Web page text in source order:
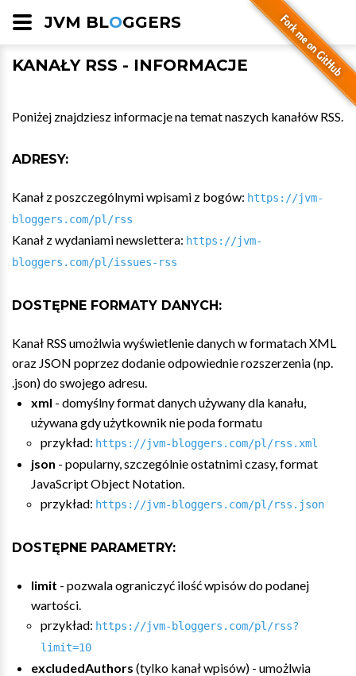
JVM BLOGGERS
KANAŁY RSS - INFORMACJE
Poniżej znajdziesz informacje na temat naszych kanałów RSS.
ADRESY:
Kanał z poszczególnymi wpisami z bogów: https://jvm-
bloggers.com/pl/rss
Kanał z wydaniami newslettera: https://jvm-
bloggers.com/pl/issues-rss
DOSTĘPNE FORMATY DANYCH:
Kanał RSS umożlwia wyświetlenie danych w formatach XML
oraz JSON poprzez dodanie odpowiednie rozszerzenia (np.
.json) do swojego adresu.
xml - domyślny format danych używany dla kanału,
używana gdy użytkownik nie poda formatu
przykład: https://jvm-bloggers.com/pl/rss.xml
json - popularny, szczególnie ostatnimi czasy, format
JavaScript Object Notation.
przykład: https://jvm-bloggers.com/pl/rss.json
DOSTĘPNE PARAMETRY:
limit - pozwala ograniczyć ilość wpisów do podanej
wartości.
przykład: https://jvm-bloggers.com/pl/rss?
limit=10
excludedAuthors (tylko kanał wpisów) - umożlwia